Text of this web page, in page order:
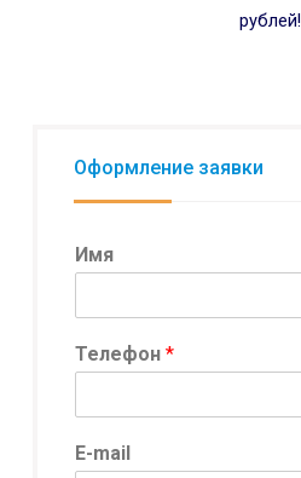
рублей!
Оформление заявки
Имя
Телефон *
К
о
E-mail